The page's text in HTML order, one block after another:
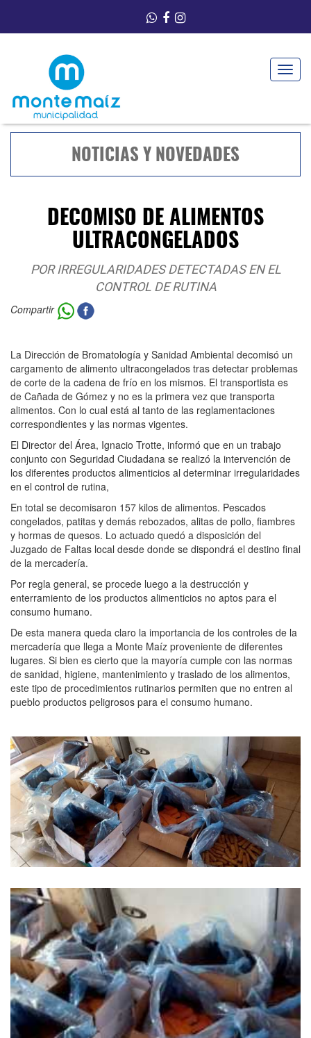
Toggle
NOTICIAS Y NOVEDADES
DECOMISO DE ALIMENTOS
ULTRACONGELADOS
POR IRREGULARIDADES DETECTADAS EN EL
CONTROL DE RUTINA
Compartir
La Dirección de Bromatología y Sanidad Ambiental decomisó un
cargamento de alimento ultracongelados tras detectar problemas
de corte de la cadena de frío en los mismos. El transportista es
de Cañada de Gómez y no es la primera vez que transporta
alimentos. Con lo cual está al tanto de las reglamentaciones
correspondientes y las normas vigentes.
El Director del Área, Ignacio Trotte, informó que en un trabajo
conjunto con Seguridad Ciudadana se realizó la intervención de
los diferentes productos alimenticios al determinar irregularidades
en el control de rutina,
En total se decomisaron 157 kilos de alimentos. Pescados
congelados, patitas y demás rebozados, alitas de pollo, fiambres
y hormas de quesos. Lo actuado quedó a disposición del
Juzgado de Faltas local desde donde se dispondrá el destino final
de la mercadería.
Por regla general, se procede luego a la destrucción y
enterramiento de los productos alimenticios no aptos para el
consumo humano.
De esta manera queda claro la importancia de los controles de la
mercadería que llega a Monte Maíz proveniente de diferentes
lugares. Si bien es cierto que la mayoría cumple con las normas
de sanidad, higiene, mantenimiento y traslado de los alimentos,
este tipo de procedimientos rutinarios permiten que no entren al
pueblo productos peligrosos para el consumo humano.